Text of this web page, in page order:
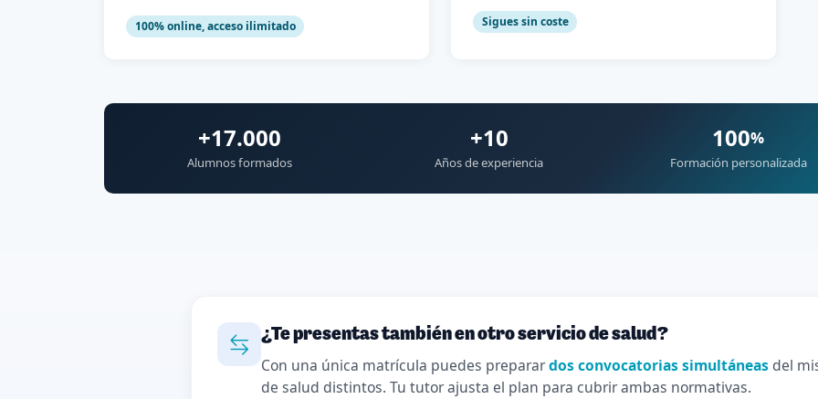
100% online, acceso ilimitado Sigues sin coste
+17.000
Alumnos formados
+10
Años de experiencia
100%
Formación personalizada
¿Te presentas también en otro servicio de salud?
Con una única matrícula puedes preparardos convocatorias simultáneas del
de salud distintos. Tu tutor ajusta el plan para cubrir ambas normativas.